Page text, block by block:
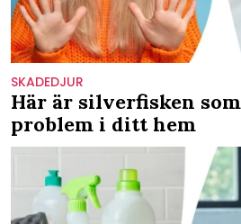
SKADEDJUR
Här är silverfisken
problem i ditt hem